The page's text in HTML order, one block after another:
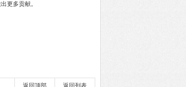
更多贡献。
返回列表
返回顶部